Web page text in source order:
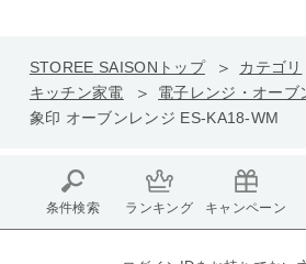
STOREE SAISONトップ カテゴリ
キッチン家電
電子レンジ・オーブ
象印 オーブンレンジ ES-KA18-WM
条件検索 ランキング キャンペーン